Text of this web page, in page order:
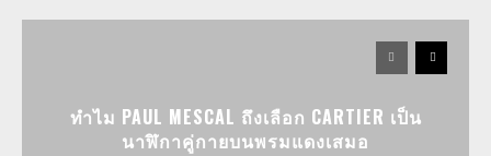
ทำไม PAUL MESCAL ถึงเลือก CARTIER เป็น
นาฬิกาคู่กายบนพรมแดงเสมอ